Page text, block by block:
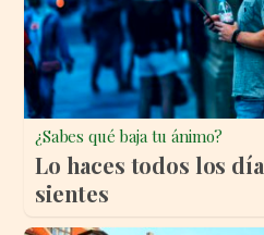
¿Sabes qué baja tu ánimo?
Lo haces todos los
sientes